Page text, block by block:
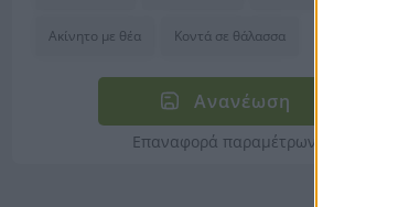
Ακίνητο με θέα Κοντά σε θάλασσα
Ανανέωση
Επαναφορά παραμέτρων